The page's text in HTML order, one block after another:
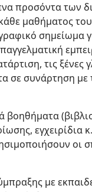
προσόντα των
μαθήματος
σημείωμα
τις ξένες
σε συνάρτηση με
βοηθήματα
εγχειρίδια
οι
με